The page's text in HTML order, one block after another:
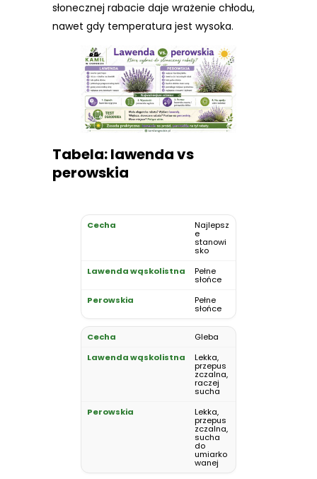
słonecznej rabacie daje wrażenie chłodu,
nawet gdy temperatura jest wysoka.
Tabela: lawenda vs
perowskia
Najlepsz
e
stanowi
sko
Pełne
słońce
Pełne
słońce
Gleba
Lekka,
przepus
zczalna,
raczej
sucha
Lekka,
przepus
zczalna,
sucha
do
umiarko
wanej